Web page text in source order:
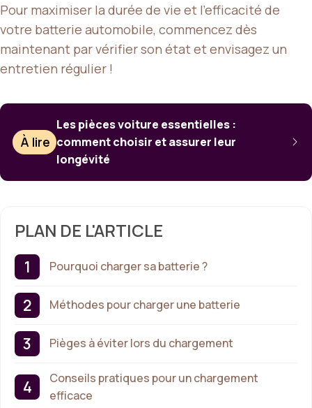
Pour maximiser la durée de vie et l’efficacité de
votre batterie automobile, commencez dès
maintenant par vérifier son état et envisagez un
entretien régulier !
À lire
Les pièces voiture essentielles :
comment choisir et assurer leur
longévité
PLAN DE L'ARTICLE
Pourquoi charger sa batterie ?
Méthodes pour charger une batterie
Pièges à éviter lors du chargement
Conseils pratiques pour un chargement
efficace